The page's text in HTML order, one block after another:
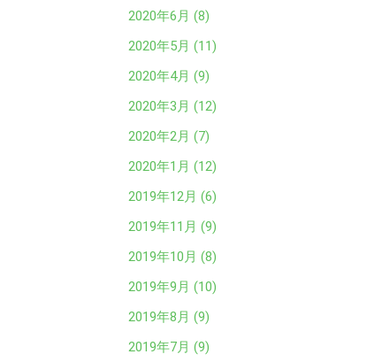
2020年6月 (8)
2020年5月 (11)
2020年4月 (9)
2020年3月 (12)
2020年2月 (7)
2020年1月 (12)
2019年12月 (6)
2019年11月 (9)
2019年10月 (8)
2019年9月 (10)
2019年8月 (9)
2019年7月 (9)